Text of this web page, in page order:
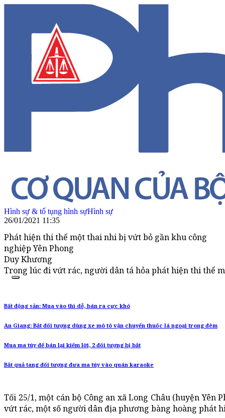
Hình sự & tố tụng hình sựHình sự
26/01/2021 11:35
Phát hiện thi thể một thai nhi bị vứt bỏ gần khu công
nghiệp Yên Phong
Duy Khương
Trong lúc đi vứt rác, người dân tá hỏa phát hiện thi thể
Bất động sản: Mua vào thì dễ, bán ra cực khó
An Giang: Bắt đối tượng dùng xe mô tô vận chuyển thuốc lá ngoại trong đêm
Mua ma túy để bán lại kiếm lời, 2 đối tượng bị bắt
Bắt quả tang đối tượng đưa ma túy vào quán karaoke
Tối 25/1, một cán bộ Công an xã Long Châu (huyện
vứt rác, một số người dân địa phương bàng hoàng phát